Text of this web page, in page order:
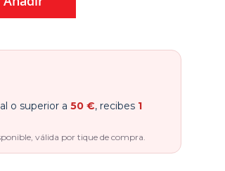
o superior a 50 €, recibes 1
válida por tique de compra.